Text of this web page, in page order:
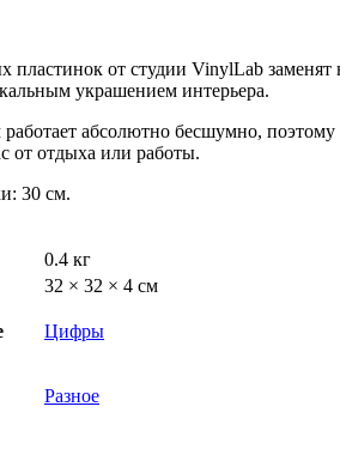
пластинок от студии VinylLab заменят
украшением интерьера.
абсолютно бесшумно, поэтому
от отдыха или работы.
30 см.
0.4 кг
32 × 32 × 4 см
Цифры
Разное